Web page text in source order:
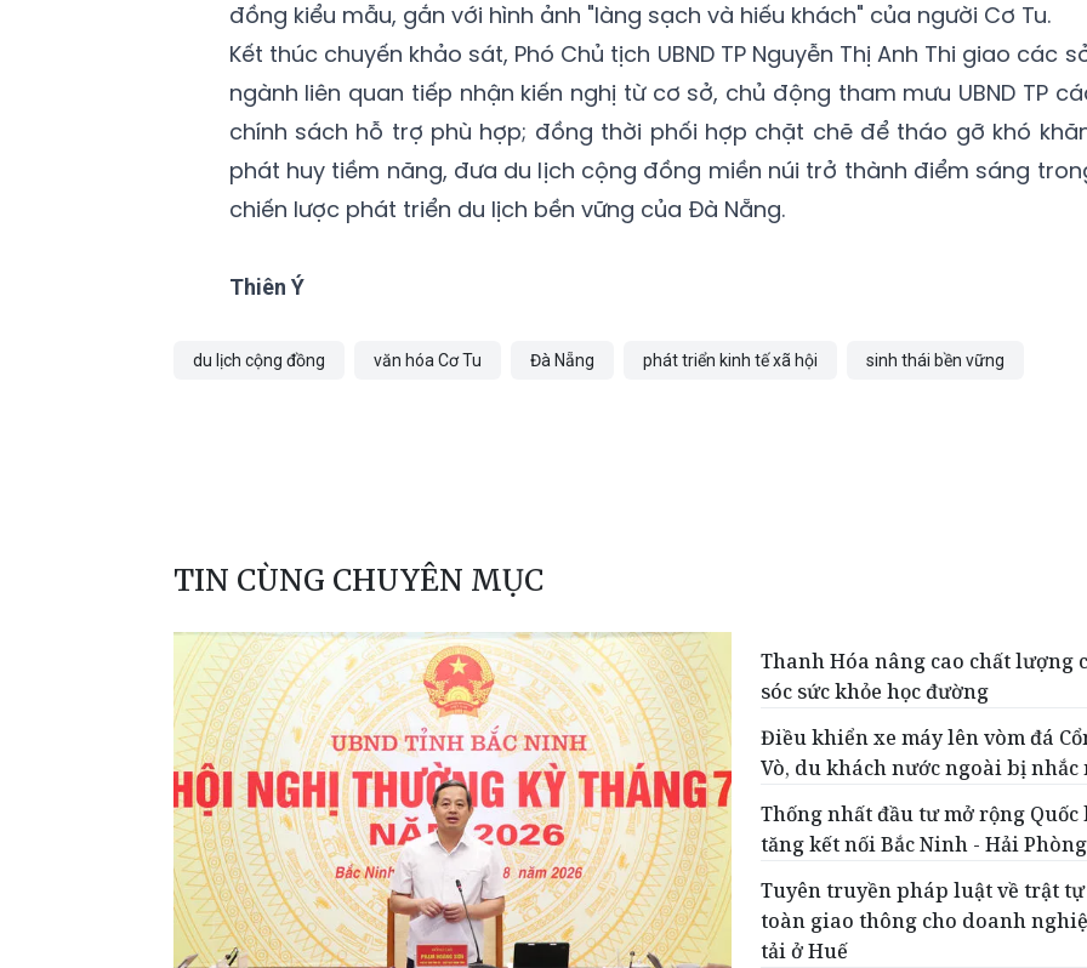
đồng kiểu mẫu, gắn với hình ảnh "làng sạch và hiếu khách" của người Cơ Tu.
Kết thúc chuyến khảo sát, Phó Chủ tịch UBND TP Nguyễn Thị Anh Thi giao các
ngành liên quan tiếp nhận kiến nghị từ cơ sở, chủ động tham mưu UBND TP
chính sách hỗ trợ phù hợp; đồng thời phối hợp chặt chẽ để tháo gỡ khó
phát huy tiềm năng, đưa du lịch cộng đồng miền núi trở thành điểm sáng
chiến lược phát triển du lịch bền vững của Đà Nẵng.
Thiên Ý
du lịch cộng đồng văn hóa Cơ Tu Đà Nẵng phát triển kinh tế xã hội sinh thái bền vững
TIN CÙNG CHUYÊN MỤC
Thanh Hóa nâng cao chất lượng
sóc sức khỏe học đường
Điều khiển xe máy lên vòm đá
Vò, du khách nước ngoài bị nhắc
Thống nhất đầu tư mở rộng Quốc
tăng kết nối Bắc Ninh - Hải Phòng
Tuyên truyền pháp luật về trật
toàn giao thông cho doanh
tải ở Huế